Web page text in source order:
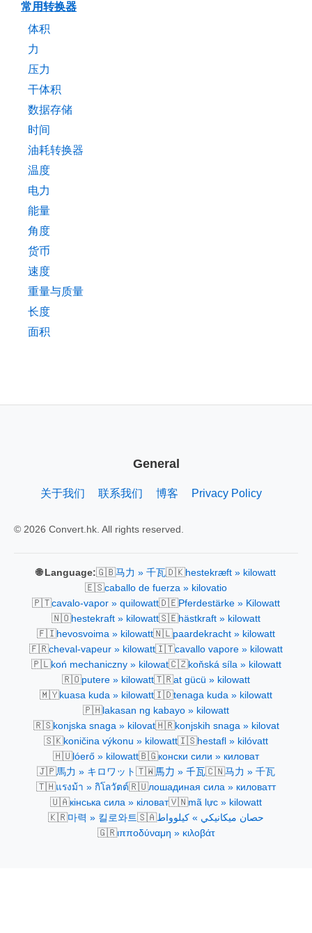
常用转换器
体积
力
压力
干体积
数据存储
时间
油耗转换器
温度
电力
能量
角度
货币
速度
重量与质量
长度
面积
General
关于我们 联系我们 博客 Privacy Policy
© 2026 Convert.hk. All rights reserved.
🌐 Language:🇬🇧马力 » 千瓦🇩🇰hestekræft » kilowatt
🇪🇸caballo de fuerza » kilovatio
🇵🇹cavalo-vapor » quilowatt🇩🇪Pferdestärke » Kilowatt
🇳🇴hestekraft » kilowatt🇸🇪hästkraft » kilowatt
🇫🇮hevosvoima » kilowatt🇳🇱paardekracht » kilowatt
🇫🇷cheval-vapeur » kilowatt🇮🇹cavallo vapore » kilowatt
🇵🇱koń mechaniczny » kilowat🇨🇿koňská síla » kilowatt
🇷🇴putere » kilowatt🇹🇷at gücü » kilowatt
🇲🇾kuasa kuda » kilowatt🇮🇩tenaga kuda » kilowatt
🇵🇭lakasan ng kabayo » kilowatt
🇷🇸konjska snaga » kilovat🇭🇷konjskih snaga » kilovat
🇸🇰koničina výkonu » kilowatt🇮🇸hestafl » kilóvatt
🇭🇺lóerő » kilowatt🇧🇬конски сили » киловат
🇯🇵馬力 » キロワット 🇹🇼馬力 » 千瓦🇨🇳马力 » 千瓦
🇹🇭แรงม้า » กิโลวัตต์🇷🇺лошадиная сила » киловатт
🇺🇦кінська сила » кіловат🇻🇳mã lực » kilowatt
🇰🇷마력 » 킬로와트🇸🇦حصان ميكانيكي » كيلوواط
🇬🇷ιπποδύναμη » κιλοβάτ